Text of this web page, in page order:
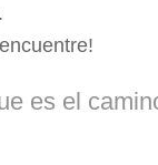
es el